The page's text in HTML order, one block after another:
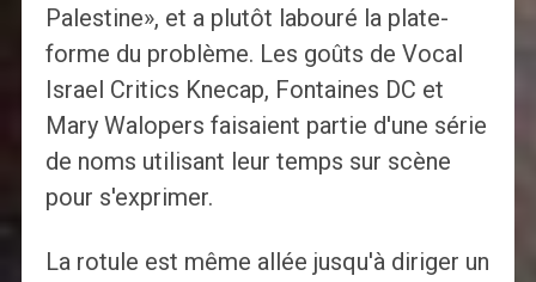
Palestine», et a plutôt labouré la plate-
forme du problème. Les goûts de Vocal
Israel Critics Knecap, Fontaines DC et
Mary Walopers faisaient partie d'une série
de noms utilisant leur temps sur scène
pour s'exprimer.
La rotule est même allée jusqu'à diriger un